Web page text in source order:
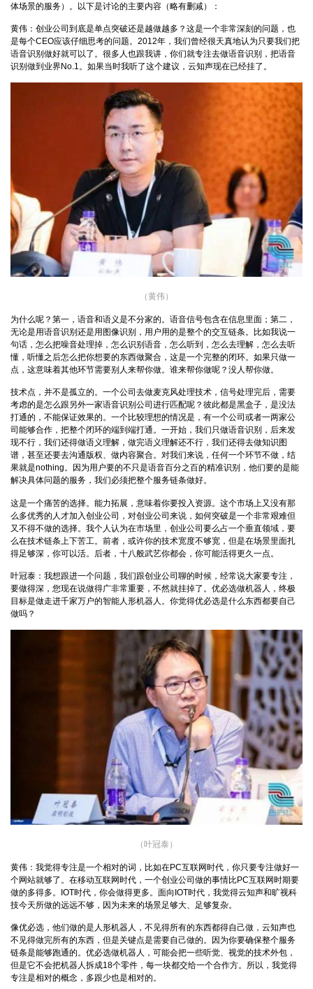
体场景的服务）。以下是讨论的主要内容（略有删减）：
黄伟：创业公司到底是单点突破还是越做越多？这是一个非常深刻的问题，也
是每个CEO应该仔细思考的问题。2012年，我们曾经很天真地认为只要我们把
语音识别做好就可以了。很多人也跟我讲，你们就专注去做语音识别，把语音
识别做到业界No.1。如果当时我听了这个建议，云知声现在已经挂了。
（黄伟）
为什么呢？第一，语音和语义是不分家的。语音信号包含在信息里面；第二，
无论是用语音识别还是用图像识别，用户用的是整个的交互链条。比如我说一
句话，怎么把噪音处理掉，怎么识别语音，怎么听到，怎么去理解，怎么去听
懂，听懂之后怎么把你想要的东西做聚合，这是一个完整的闭环。如果只做一
点，这意味着其他环节需要别人来帮你做。谁来帮你做呢？没人帮你做。
技术点，并不是孤立的。一个公司去做麦克风处理技术，信号处理完后，需要
考虑的是怎么跟另外一家语音识别公司进行匹配呢？彼此都是黑盒子，是没法
打通的，不能保证效果的。一个比较理想的情况是，有一个公司或者一两家公
司能够合作，把整个闭环的端到端打通。一开始，我们只做语音识别，后来发
现不行，我们还得做语义理解，做完语义理解还不行，我们还得去做知识图
谱，甚至还要去沟通版权、做内容聚合。对我们来说，任何一个环节不做，结
果就是nothing。因为用户要的不只是语音百分之百的精准识别，他们要的是能
解决具体问题的服务，我们必须把整个服务链条做好。
这是一个痛苦的选择。能力拓展，意味着你要投入资源。这个市场上又没有那
么多优秀的人才加入创业公司，对创业公司来说，如何突破是一个非常艰难但
又不得不做的选择。我个人认为在市场里，创业公司要么占一个垂直领域，要
么在技术链条上下苦工。前者，或许你的技术宽度不够宽，但是在场景里面扎
得足够深，你可以活。后者，十八般武艺你都会，你可能活得更久一点。
叶冠泰：我想跟进一个问题，我们跟创业公司聊的时候，经常说大家要专注，
要做得深，您现在说做得广非常重要，不然就挂掉了。优必选做机器人，终极
目标是做走进千家万户的智能人形机器人。你觉得优必选是什么东西都要自己
做吗？
（叶冠泰）
黄伟：我觉得专注是一个相对的词，比如在PC互联网时代，你只要专注做好一
个网站就够了。在移动互联网时代，一个创业公司做的事情比PC互联网时期要
做的多得多。IOT时代，你会做得更多。面向IOT时代，我觉得云知声和旷视科
技今天所做的远远不够，因为未来的场景足够大、足够复杂。
像优必选，他们做的是人形机器人，不见得所有的东西都得自己做，云知声也
不见得做完所有的东西，但是关键点是需要自己做的。因为你要确保整个服务
链条是能够跑通的。优必选做机器人，可能会把一些听觉、视觉的技术外包，
但是它不会把机器人拆成18个零件，每一块都交给一个合作方。所以，我觉得
专注是相对的概念，多跟少也是相对的。